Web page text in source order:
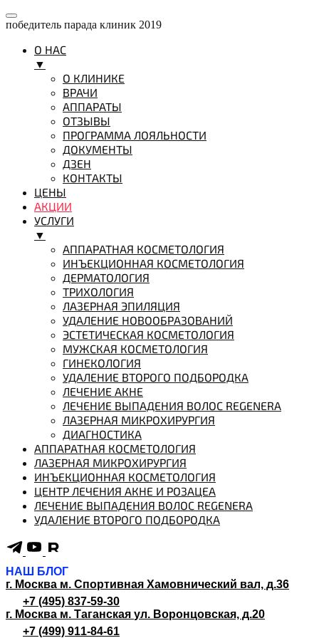
победитель парада клиник 2019
О НАС
▼
О КЛИНИКЕ
ВРАЧИ
АППАРАТЫ
ОТЗЫВЫ
ПРОГРАММА ЛОЯЛЬНОСТИ
ДОКУМЕНТЫ
ДЗЕН
КОНТАКТЫ
ЦЕНЫ
АКЦИИ
УСЛУГИ
▼
АППАРАТНАЯ КОСМЕТОЛОГИЯ
ИНЪЕКЦИОННАЯ КОСМЕТОЛОГИЯ
ДЕРМАТОЛОГИЯ
ТРИХОЛОГИЯ
ЛАЗЕРНАЯ ЭПИЛЯЦИЯ
УДАЛЕНИЕ НОВООБРАЗОВАНИЙ
ЭСТЕТИЧЕСКАЯ КОСМЕТОЛОГИЯ
МУЖСКАЯ КОСМЕТОЛОГИЯ
ГИНЕКОЛОГИЯ
УДАЛЕНИЕ ВТОРОГО ПОДБОРОДКА
ЛЕЧЕНИЕ АКНЕ
ЛЕЧЕНИЕ ВЫПАДЕНИЯ ВОЛОС REGENERA
ЛАЗЕРНАЯ МИКРОХИРУРГИЯ
ДИАГНОСТИКА
АППАРАТНАЯ КОСМЕТОЛОГИЯ
ЛАЗЕРНАЯ МИКРОХИРУРГИЯ
ИНЪЕКЦИОННАЯ КОСМЕТОЛОГИЯ
ЦЕНТР ЛЕЧЕНИЯ АКНЕ И РОЗАЦЕА
ЛЕЧЕНИЕ ВЫПАДЕНИЯ ВОЛОС REGENERA
УДАЛЕНИЕ ВТОРОГО ПОДБОРОДКА
НАШ БЛОГ
г. Москва м. Спортивная Хамовнический вал, д.36
+7 (495) 837-59-30
г. Москва м. Таганская ул. Воронцовская, д.20
+7 (499) 911-84-61